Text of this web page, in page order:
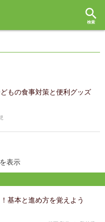
search
もの食事対策と便利グッズ
表示
基本と進め方を覚えよう